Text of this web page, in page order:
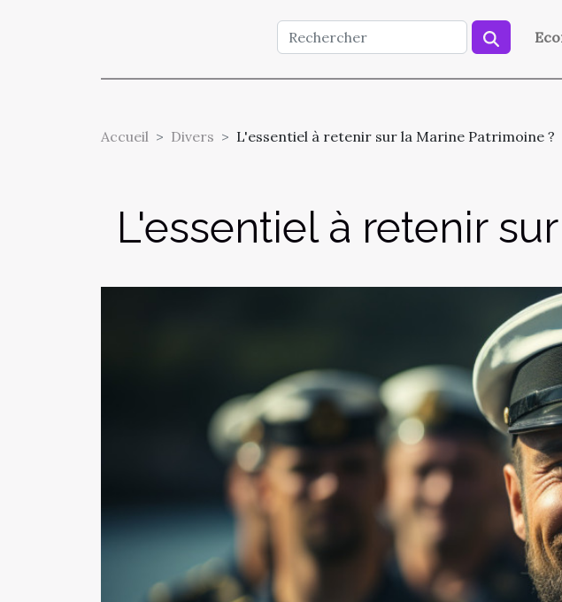
Accueil Divers L'essentiel à retenir sur la Marine Patrimoine ?
L'essentiel à retenir